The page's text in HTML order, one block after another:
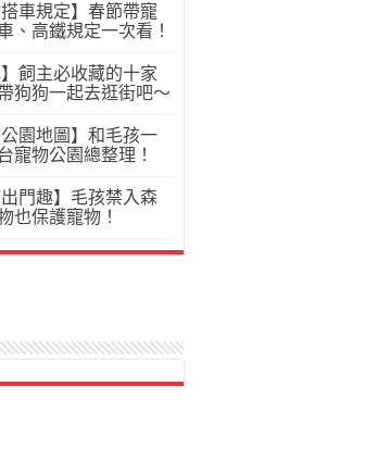
車規定】春節帶寵
、高鐵規定一次看！
飼主必收藏的十家
狗狗一起去逛街吧～
園地圖】和毛孩一
寵物公園總整理！
門趣】毛孩禁入森
也保護寵物！